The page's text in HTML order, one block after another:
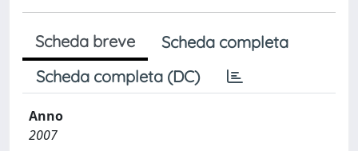
Scheda breve
Scheda completa
Scheda completa (DC)
Anno
2007